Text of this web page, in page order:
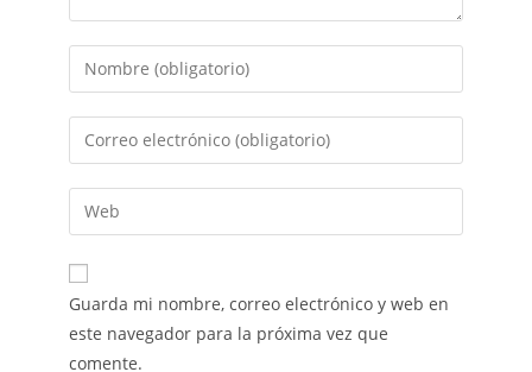
Guarda mi nombre, correo electrónico y web en
este navegador para la próxima vez que
comente.